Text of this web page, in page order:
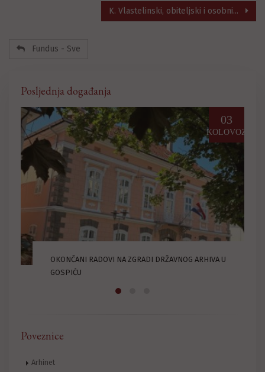
K. Vlastelinski, obiteljski i osobni...
Fundus - Sve
Posljednja događanja
25
PROSINAC
LIČKA PRUGA – 100. OBLJETNICA DOVRŠETKA IZGRADNJE
Poveznice
Arhinet